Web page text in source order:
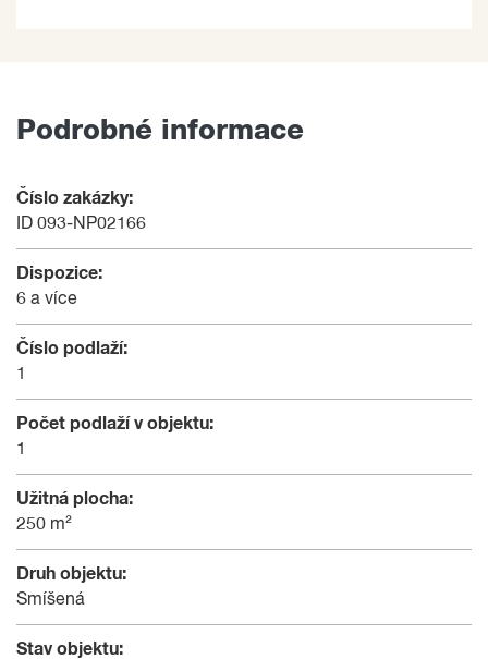
Podrobné informace
Číslo zakázky:
ID 093-NP02166
Dispozice:
6 a více
Číslo podlaží:
1
Počet podlaží v objektu:
1
Užitná plocha:
250 m²
Druh objektu:
Smíšená
Stav objektu: